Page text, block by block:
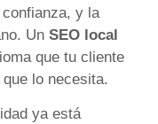
y la
Un SEO local
que tu cliente
lo necesita.
ya está